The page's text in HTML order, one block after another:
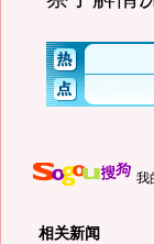
我
相关新闻